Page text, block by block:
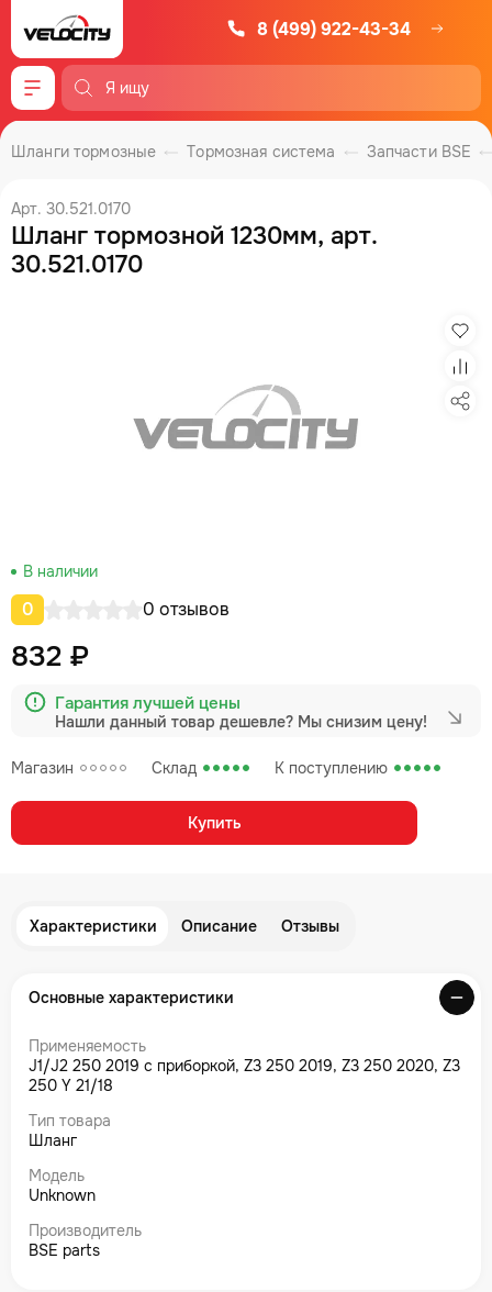
8 (499) 922-43-34
Меню
Запчасти BSE
Тормозная система
Шланги тормозные
Арт. 30.521.0170
Шланг тормозной 1230мм, арт.
30.521.0170
0 0 отзывов
Магазин Склад К поступлению
В наличии
832 ₽
Гарантия лучшей цены
Нашли данный товар дешевле? Мы снизим цену!
Купить
Характеристики Описание Отзывы
Основные характеристики
Применяемость
J1/J2 250 2019 с приборкой, Z3 250 2019, Z3 250 2020, Z3
250 Y 21/18
Тип товара
Шланг
Модель
Unknown
Производитель
BSE parts